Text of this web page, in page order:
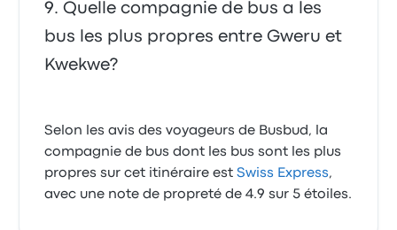
Quelle compagnie de bus a les
bus les plus propres entre Gweru et
Kwekwe?
Selon les avis des voyageurs de Busbud, la
compagnie de bus dont les bus sont les plus
propres sur cet itinéraire estSwiss Express,
avec une note de propreté de 4.9 sur 5 étoiles.